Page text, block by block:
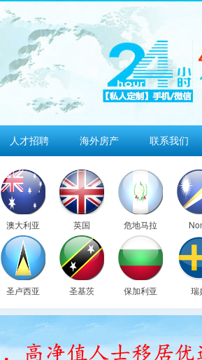
人才招聘 海外房产 联系我们
澳大利亚 英国 危地马拉
圣卢西亚 圣基茨 保加利亚 瑞